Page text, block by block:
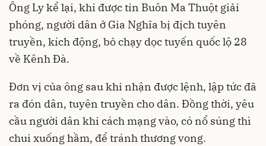
Ông Ly kể lại, khi được tin Buôn Ma Thuột giải
phóng, người dân ở Gia Nghĩa bị địch tuyên
truyền, kích động, bỏ chạy dọc tuyến quốc lộ 28
về Kênh Đà.
Đơn vị của ông sau khi nhận được lệnh, lập tức đã
ra đón dân, tuyên truyền cho dân. Đồng thời, yêu
cầu người dân khi cách mạng vào, có nổ súng thì
chui xuống hầm, để tránh thương vong.